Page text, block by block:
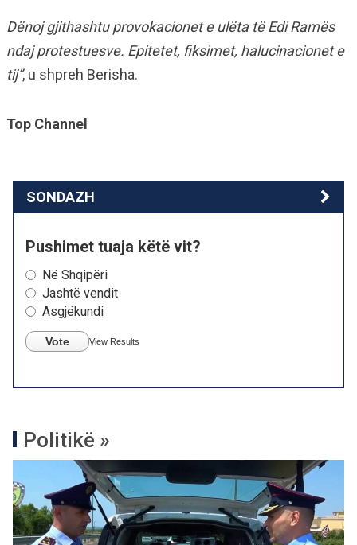
Dënoj gjithashtu provokacionet e ulëta të Edi Ramës
ndaj protestuesve. Epitetet, fiksimet, halucinacionet e
tij”, u shpreh Berisha.
Top Channel
SONDAZH
Pushimet tuaja këtë vit?
Në Shqipëri
Jashtë vendit
Asgjëkundi
Vote View Results
Politikë »